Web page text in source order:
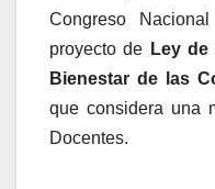
Congreso
proyecto de Ley
Bienestar de las
que considera una
Docentes.